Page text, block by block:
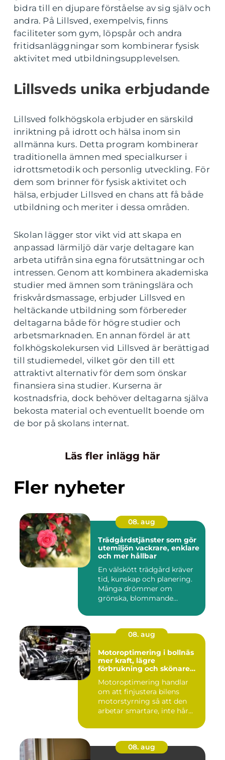
bidra till en djupare förståelse av sig själv och
andra. På Lillsved, exempelvis, finns
faciliteter som gym, löpspår och andra
fritidsanläggningar som kombinerar fysisk
aktivitet med utbildningsupplevelsen.
Lillsveds unika erbjudande
Lillsved folkhögskola erbjuder en särskild
inriktning på idrott och hälsa inom sin
allmänna kurs. Detta program kombinerar
traditionella ämnen med specialkurser i
idrottsmetodik och personlig utveckling. För
dem som brinner för fysisk aktivitet och
hälsa, erbjuder Lillsved en chans att få både
utbildning och meriter i dessa områden.
Skolan lägger stor vikt vid att skapa en
anpassad lärmiljö där varje deltagare kan
arbeta utifrån sina egna förutsättningar och
intressen. Genom att kombinera akademiska
studier med ämnen som träningslära och
friskvårdsmassage, erbjuder Lillsved en
heltäckande utbildning som förbereder
deltagarna både för högre studier och
arbetsmarknaden. En annan fördel är att
folkhögskolekursen vid Lillsved är berättigad
till studiemedel, vilket gör den till ett
attraktivt alternativ för dem som önskar
finansiera sina studier. Kurserna är
kostnadsfria, dock behöver deltagarna själva
bekosta material och eventuellt boende om
de bor på skolans internat.
Läs fler inlägg här
Fler nyheter
08. aug
Trädgårdstjänster som gör
utemiljön vackrare, enklare
och mer hållbar
En välskött trädgård kräver
tid, kunskap och planering.
Många drömmer om
grönska, blommande
08. aug
Motoroptimering i bollnäs
mer kraft, lägre
förbrukning och skönare
Motoroptimering handlar
om att finjustera bilens
motorstyrning så att den
arbetar smartare, inte hår...
08. aug